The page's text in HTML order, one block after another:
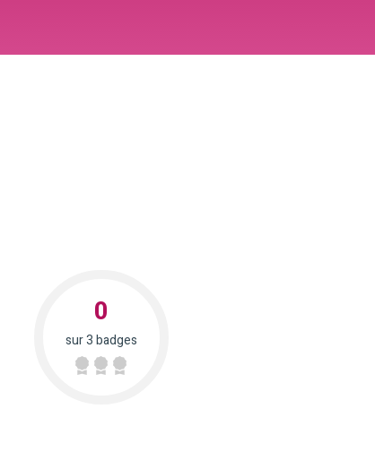
0
sur 3 badges